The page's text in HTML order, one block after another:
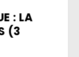
: LA
(3